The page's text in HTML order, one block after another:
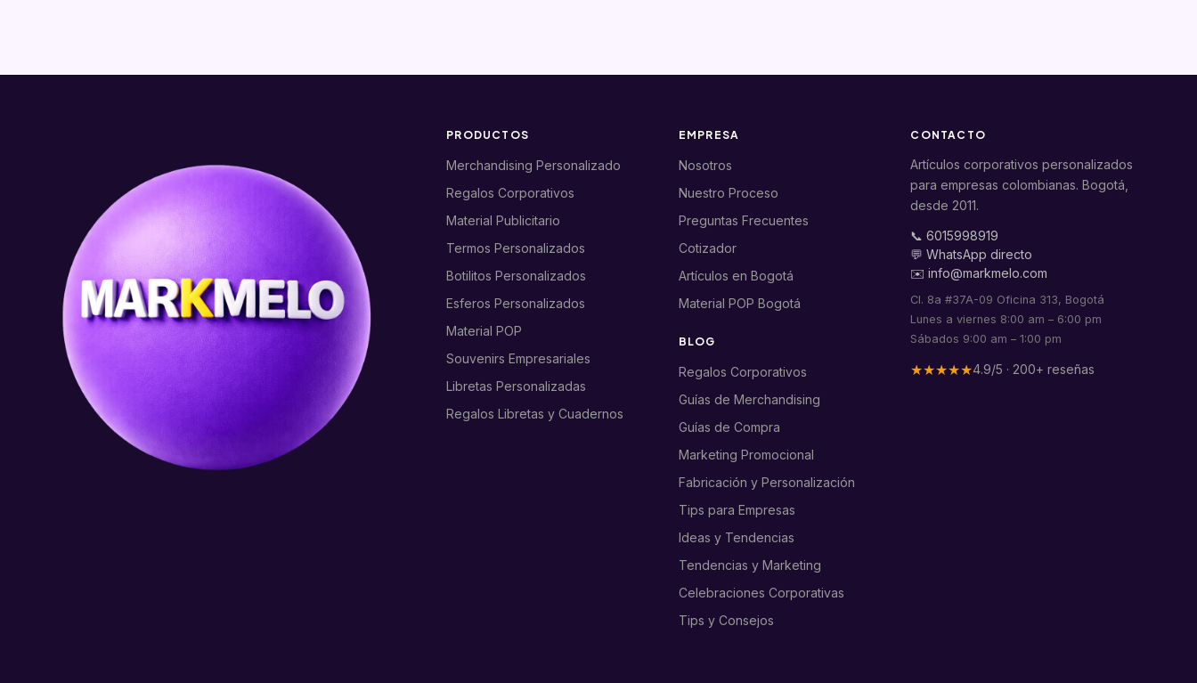
PRODUCTOS
Merchandising Personalizado
Regalos Corporativos
Material Publicitario
Termos Personalizados
Botilitos Personalizados
Esferos Personalizados
Material POP
Souvenirs Empresariales
Libretas Personalizadas
Regalos Libretas y Cuadernos
EMPRESA
Nosotros
Nuestro Proceso
Preguntas Frecuentes
Cotizador
Artículos en Bogotá
Material POP Bogotá
BLOG
Regalos Corporativos
Guías de Merchandising
Guías de Compra
Marketing Promocional
Fabricación y Personalización
Tips para Empresas
Ideas y Tendencias
Tendencias y Marketing
Celebraciones Corporativas
Tips y Consejos
CONTACTO
Artículos corporativos personalizados
para empresas colombianas. Bogotá,
desde 2011.
📞 6015998919
💬 WhatsApp directo
✉️ info@markmelo.com
Cl. 8a #37A-09 Oficina 313, Bogotá
Lunes a viernes 8:00 am – 6:00 pm
Sábados 9:00 am – 1:00 pm
★★★★★4.9/5 · 200+ reseñas